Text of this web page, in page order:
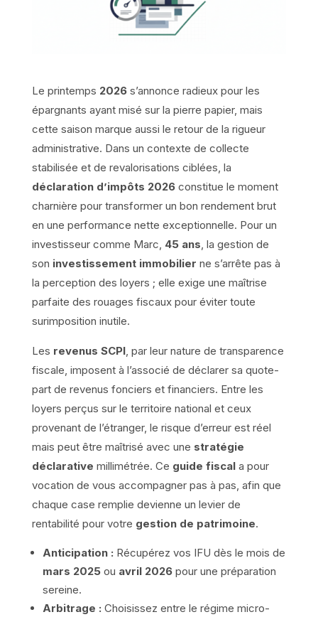
Le printemps 2026s’annonce radieux pour les
épargnants ayant misé sur la pierre papier, mais
cette saison marque aussi le retour de la rigueur
administrative. Dans un contexte de collecte
stabilisée et de revalorisations ciblées, la
déclaration d’impôts 2026constitue le moment
charnière pour transformer un bon rendement brut
en une performance nette exceptionnelle. Pour un
investisseur comme Marc, 45 ans , la gestion de
son investissement immobilier ne s’arrête pas à
la perception des loyers ; elle exige une maîtrise
parfaite des rouages fiscaux pour éviter toute
surimposition inutile.
Les revenus SCPI, par leur nature de transparence
fiscale, imposent à l’associé de déclarer sa quote-
part de revenus fonciers et financiers. Entre les
loyers perçus sur le territoire national et ceux
provenant de l’étranger, le risque d’erreur est réel
mais peut être maîtrisé avec une stratégie
déclarative millimétrée. Ce guide fiscala pour
vocation de vous accompagner pas à pas, afin que
chaque case remplie devienne un levier de
rentabilité pour votre gestion de patrimoine.
Anticipation : Récupérez vos IFU dès le mois de
mars 2025ou avril 2026pour une préparation
sereine.
Arbitrage : Choisissez entre le régime micro-